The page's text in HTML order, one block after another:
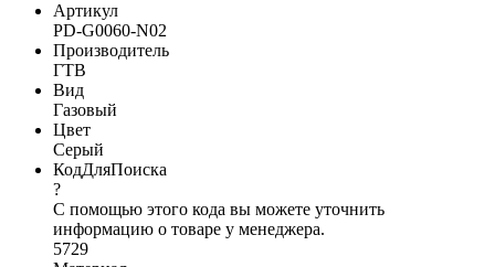
Артикул
PD-G0060-N02
Производитель
ГТВ
Вид
Газовый
Цвет
Серый
КодДляПоиска
?
С помощью этого кода вы можете уточнить
информацию о товаре у менеджера.
5729